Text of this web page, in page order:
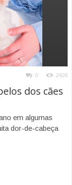
0 2426
dos cães
em algumas
dor-de-cabeça